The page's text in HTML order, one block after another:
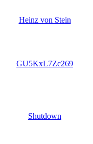
Heinz von Stein
GU5KxL7Zc269
Shutdown